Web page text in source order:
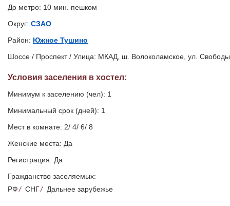
До метро: 10 мин. пешком
Округ: СЗАО
Район: Южное Тушино
Шоссе / Проспект / Улица: МКАД, ш. Волоколамское, ул. Свободы
Условия заселения в хостел:
Минимум к заселению (чел): 1
Минимальный срок (дней): 1
Мест в комнате: 2/ 4/ 6/ 8
Женские места: Да
Регистрация: Да
Гражданство заселяемых:
РФ/ СНГ/ Дальнее зарубежье